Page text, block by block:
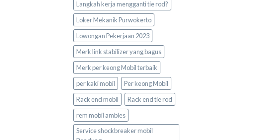
Langkah kerja mengganti tie rod?
Loker Mekanik Purwokerto
Lowongan Pekerjaan 2023
Merk link stabilizer yang bagus
Merk per keong Mobil terbaik
per kaki mobil
Per keong Mobil
Rack end mobil
Rack end tie rod
rem mobil ambles
Service shockbreaker mobil